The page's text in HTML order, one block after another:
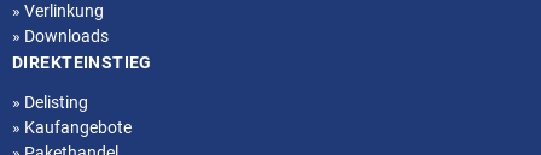
» Verlinkung
» Downloads
DIREKTEINSTIEG
» Delisting
» Kaufangebote